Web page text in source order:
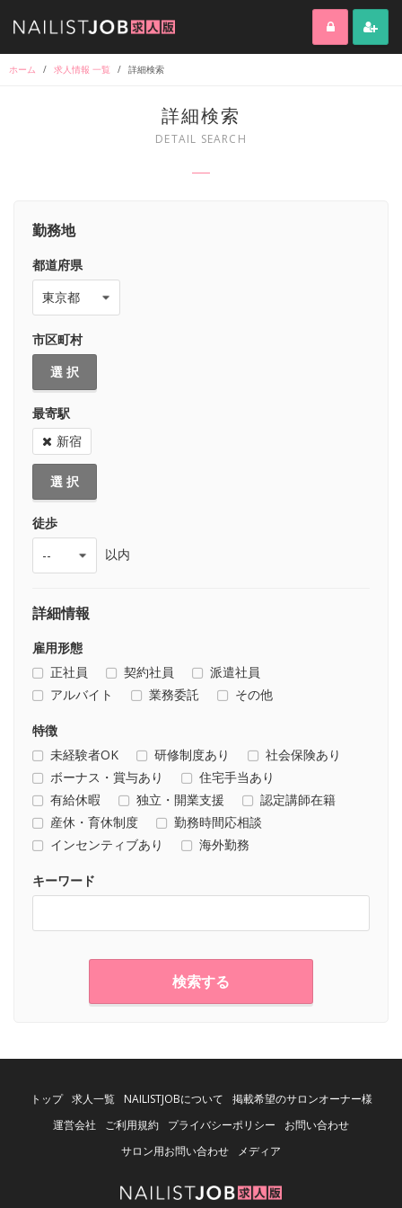
ホーム / 求人情報 一覧 / 詳細検索
詳細検索
DETAIL SEARCH
勤務地
都道府県
市区町村
選 択
最寄駅
新宿
選 択
徒歩
以内
詳細情報
雇用形態
正社員
契約社員
派遣社員
アルバイト
業務委託 その他
特徴
未経験者OK
研修制度あり
社会保険あり
ボーナス・賞与あり
住宅手当あり
有給休暇
独立・開業支援
認定講師在籍
産休・育休制度
勤務時間応相談
インセンティブあり
海外勤務
キーワード
検索する
トップ 求人一覧 NAILISTJOBについて
掲載希望のサロンオーナー様
運営会社
ご利用規約 プライバシーポリシー
お問い合わせ
サロン用お問い合わせ
メディア